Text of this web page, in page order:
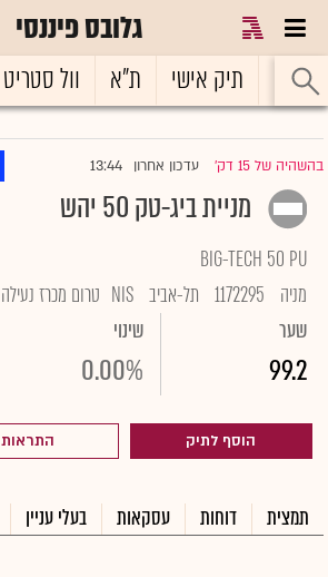
גלובס פיננסי
ראשי תיק אישי ת"א וול סטריט
בהשהיה של 15 דק' |עדכון אחרון 13:44
מניית ביג-טק 50 יהש
BIG-TECH 50 PU
מניה
1172295 תל-אביב NIS טרום מכרז נעילה
שער
99.2
שינוי
0.00%
הוסף לתיק התראות
תמצית דוחות עסקאות בעלי עניין